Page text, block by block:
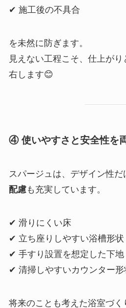
✔ 施工後の不具合
を未然に防ぎます。
見えない工程こそ、仕上が
右します😊
④ 使いやすさと安全性を
スパージュは、デザイン性だ
配慮も充実しています。
✔ 滑りにくい床
✔ 立ち座りしやすい浴槽形状
✔ 手すり設置を想定した下地
✔ 清掃しやすいカウンター形
将来のことも考えた浴室づ